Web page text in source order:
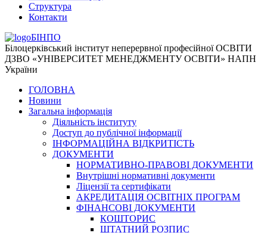
Структура
Контакти
БІНПО
Білоцерківський інститут неперервної професійної ОСВІТИ
ДЗВО «УНІВЕРСИТЕТ МЕНЕДЖМЕНТУ ОСВІТИ» НАПН
України
ГОЛОВНА
Новини
Загальна інформація
Діяльність інституту
Доступ до публічної інформації
ІНФОРМАЦІЙНА ВІДКРИТІСТЬ
ДОКУМЕНТИ
НОРМАТИВНО-ПРАВОВІ ДОКУМЕНТИ
Внутрішні нормативні документи
Ліцензії та сертифікати
АКРЕДИТАЦІЯ ОСВІТНІХ ПРОГРАМ
ФІНАНСОВІ ДОКУМЕНТИ
КОШТОРИС
ШТАТНИЙ РОЗПИС